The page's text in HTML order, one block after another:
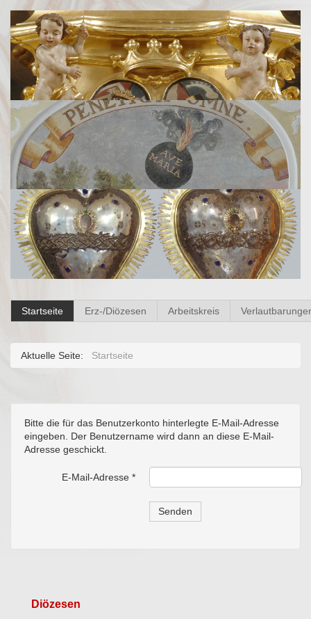
Startseite Erz-/Diözesen Arbeitskreis
Aktuelle Seite: Startseite
Bitte die für das Benutzerkonto hinterlegte E-Mail-Adresse
eingeben. Der Benutzername wird dann an diese E-Mail-
Adresse geschickt.
E-Mail-Adresse *
Senden
Diözesen